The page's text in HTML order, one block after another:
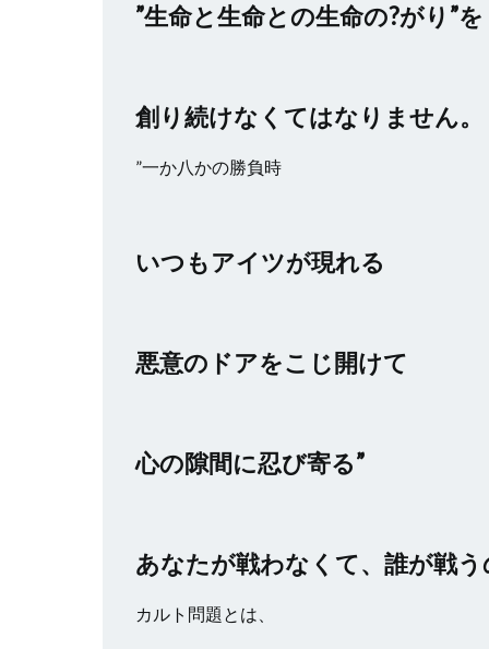
”生命と生命との生命の?がり”を
創り続けなくてはなりません。
”一か八かの勝負時
いつもアイツが現れる
悪意のドアをこじ開けて
心の隙間に忍び寄る”
あなたが戦わなくて、誰が戦う
カルト問題とは、